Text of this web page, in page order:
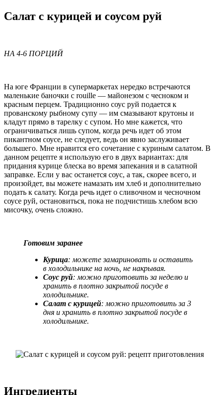
Салат с курицей и соусом руй
НА 4-6 ПОРЦИЙ
На юге Франции в супермаркетах нередко встречаются
маленькие баночки с rouille — майонезом с чесноком и
красным перцем. Традиционно соус руй подается к
прованскому рыбному супу — им смазывают крутоны и
кладут прямо в тарелку с супом. Но мне кажется, что
ограничиваться лишь супом, когда речь идет об этом
пикантном соусе, не следует, ведь он явно заслуживает
большего. Мне нравится его сочетание с куриным салатом. В
данном рецепте я использую его в двух вариантах: для
придания курице блеска во время запекания и в салатной
заправке. Если у вас останется соус, а так, скорее всего, и
произойдет, вы можете намазать им хлеб и дополнительно
подать к салату. Когда речь идет о сливочном и чесночном
соусе руй, остановиться, пока не подчистишь хлебом всю
мисочку, очень сложно.
Готовим заранее
Курица: можете замариновать и оставить
в холодильнике на ночь, не накрывая.
Соус руй: можно приготовить за неделю и
хранить в плотно закрытой посуде в
холодильнике.
Салат с курицей: можно приготовить за 3
дня и хранить в плотно закрытой посуде в
холодильнике.
Ингредиенты